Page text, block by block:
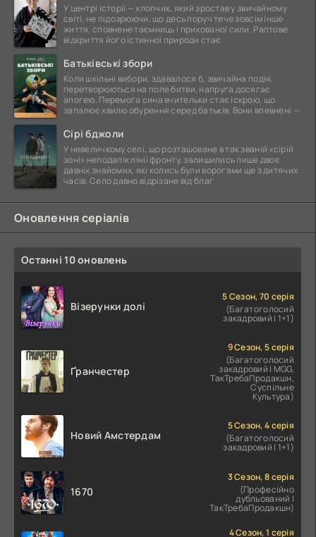
У центрі історії — хлопчик, який зростав у звичайному
світі, не підозрюючи, що десь поруч тече зовсім інше
життя, сповнене таємниць і прихованої сили. Раптове
відкриття його істинної природи стає
Батьківські збори
Коли шкільні вибори, здавалося б, звичайна подія,
перетворюються на поле битви, напруга досягає
апогею. Перемога сина вчительки стає іскрою, що
запалює хвилю обурення серед батьків. Вони впевнені —
Сірі бджоли
У невеличкому селі, що розташоване в так званій «сірій
зоні» неподалік лінії фронту, залишились лише двоє
давніх знайомих, які колись були ворогами ще з дитячих
часів. Село давно відрізане від благ
Оновлення серіалів
Останні 10 оновлень
Візерунки долі
5 Сезон, 70 серія
(Багатоголосий
закадровий | 1+1)
Ґранчестер
9 Сезон, 5 серія
(Багатоголосий
закадровий | MGG,
ТакТребаПродакшн,
Суспільне
Культура)
Новий Амстердам
5 Сезон, 4 серія
(Багатоголосий
закадровий | 1+1)
1670
3 Сезон, 8 серія
(Професійно
дубльований |
ТакТребаПродакшн)
4 Сезон, 1 серія